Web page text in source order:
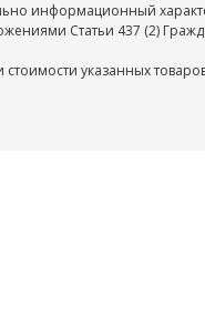
информационный
Статьи 437 (2)
указанных